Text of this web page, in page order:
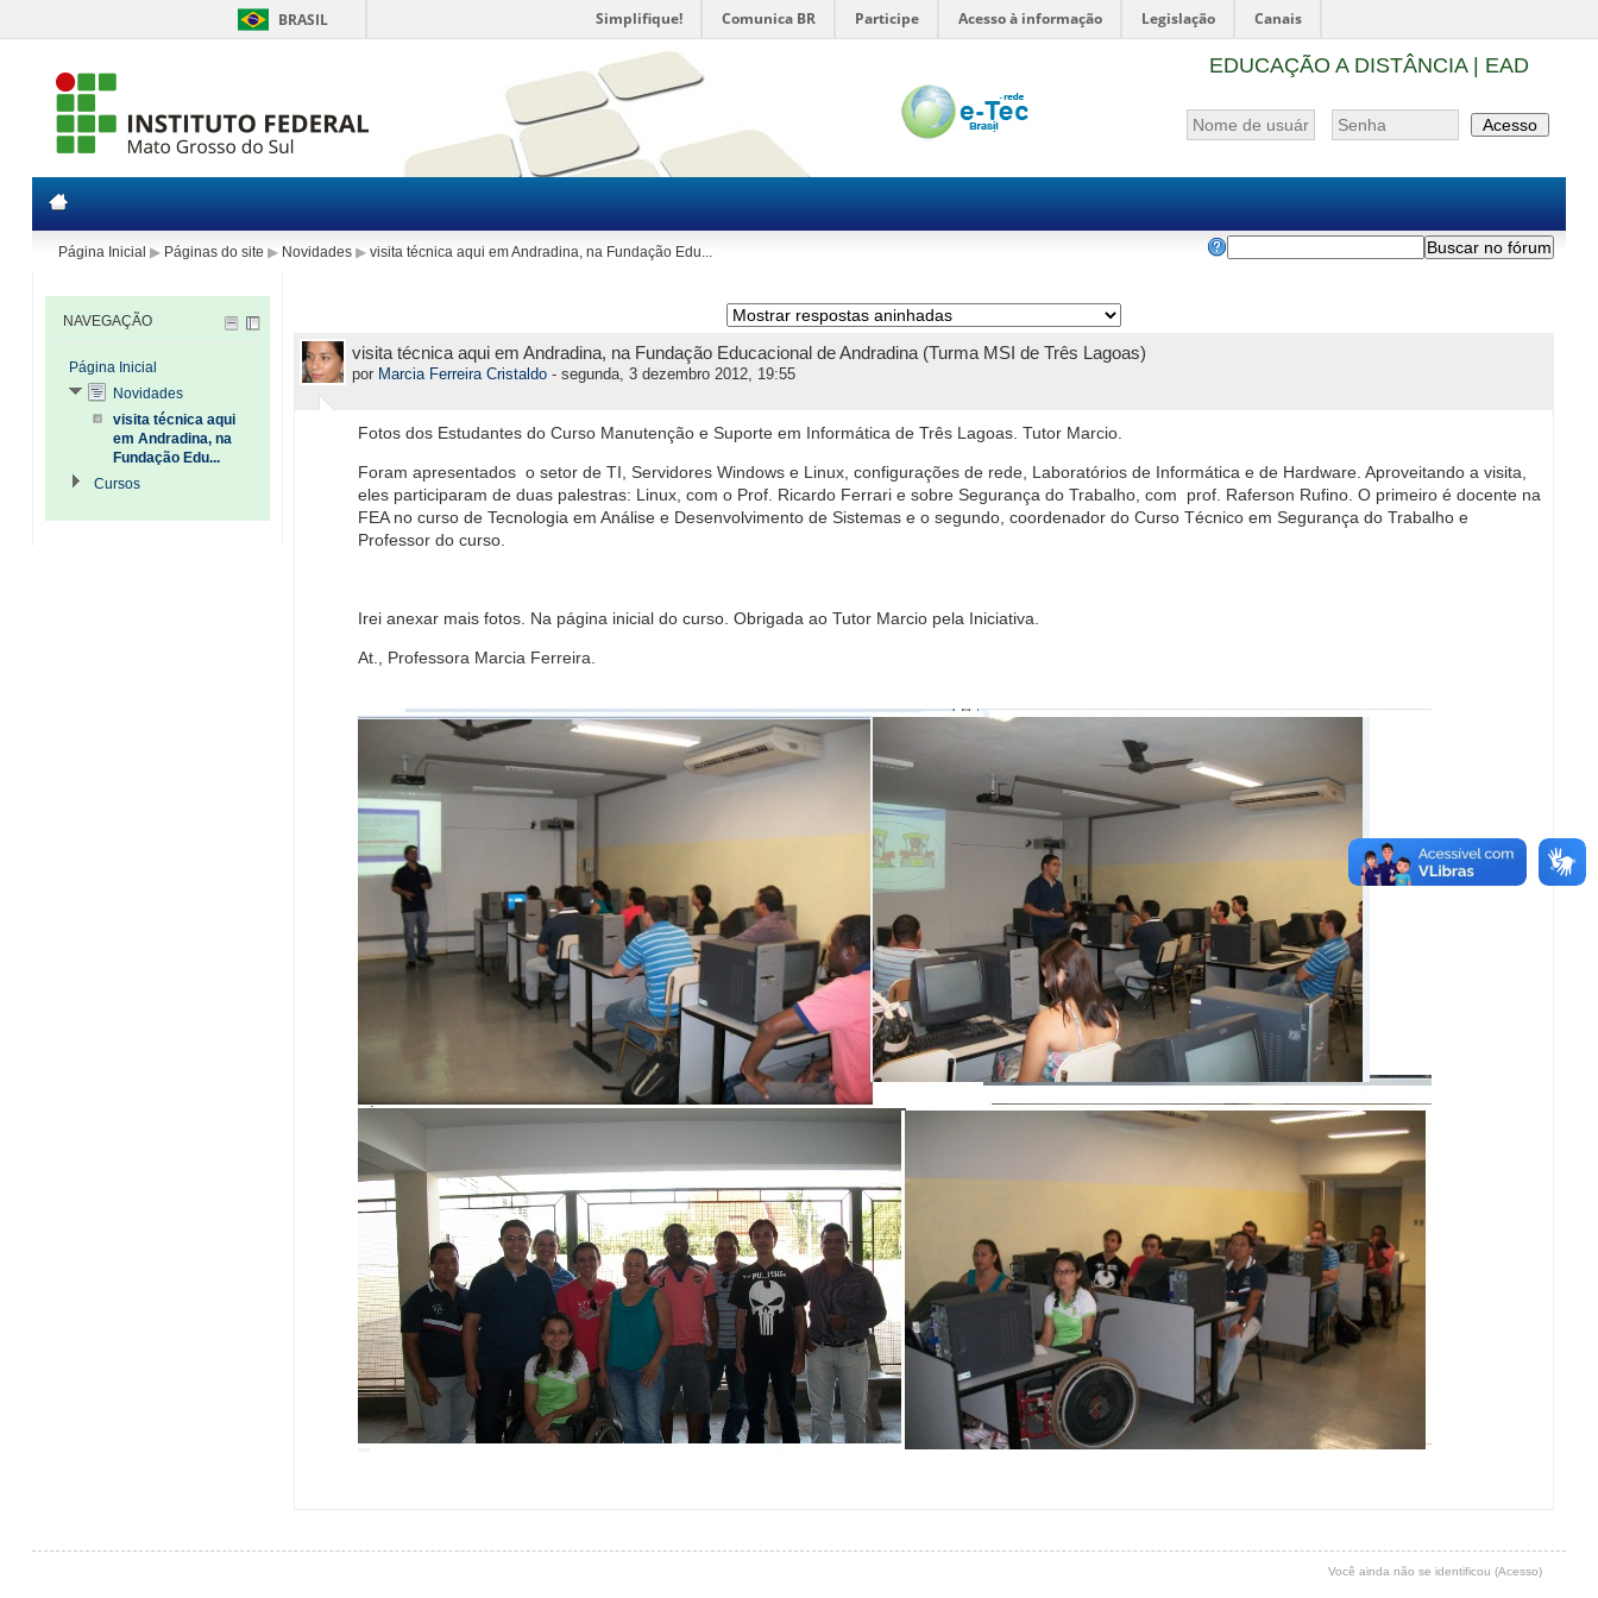
BRASIL Simplifique! Comunica BR Participe Acesso à informação Legislação Canais
EDUCAÇÃO A DISTÂNCIA | EAD
Página Inicial ▶ Páginas do site ▶ Novidades ▶ visita técnica aqui em Andradina, na Fundação Edu...
visita técnica aqui em Andradina, na Fundação Educacional de Andradina (Turma MSI de Três Lagoas)
por Marcia Ferreira Cristaldo- segunda, 3 dezembro 2012, 19:55
Fotos dos Estudantes do Curso Manutenção e Suporte em Informática de Três Lagoas. Tutor Marcio.
Foram apresentados o setor de TI, Servidores Windows e Linux, configurações de rede, Laboratórios de Informática e de Hardware. Aproveitando a visita
eles participaram de duas palestras: Linux, com o Prof. Ricardo Ferrari e sobre Segurança do Trabalho, com
prof. Raferson Rufino. O primeiro é docente na
FEA no curso de Tecnologia em Análise e Desenvolvimento de Sistemas e o segundo, coordenador do Curso Técnico em Segurança do Trabalho e
Professor do curso.
Irei anexar mais fotos. Na página inicial do curso. Obrigada ao Tutor Marcio pela Iniciativa.
At., Professora Marcia Ferreira.
NAVEGAÇÃO
Página Inicial
Novidades
visita técnica aqui
em Andradina, na
Fundação Edu...
Cursos
Você ainda não se identificou (Acesso)